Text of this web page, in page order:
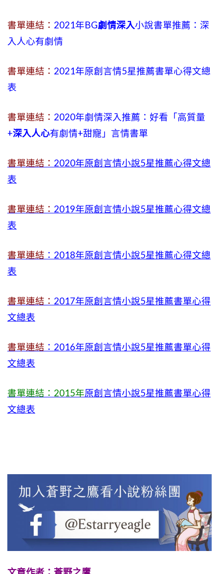
書單連結： 2021年BG劇情深入小說書單推薦：深
入人心有劇情
書單連結： 2021年原創言情5星推薦書單心得文總
表
書單連結： 2020年劇情深入推薦：好看「高質量
+深入人心有劇情+甜寵」言情書單
書單連結： 2020年原創言情小說5星推薦心得文總
表
書單連結： 2019年原創言情小說5星推薦心得文總
表
書單連結 ：2018年原創言情小說5星推薦心得文總
表
書單連結： 2017年原創言情小說5星推薦書單心得
文總表
書單連結 ：2016年原創言情小說5星推薦書單心得
文總表
書單連結：2015年原創言情小說5星推薦書單心得
文總表